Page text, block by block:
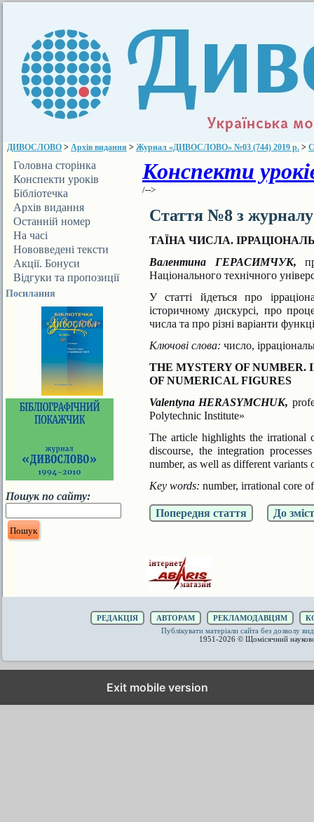
ДИВОСЛОВО > Архів видання > Журнал «ДИВОСЛОВО» №03 (744) 2019 р. >
Головна сторінка
Конспекти уроків
Бібліотечка
ДИВОСЛОВА
Архів видання
Останній номер
На часі
Нововведені тексти
Акції. Бонуси
Відгуки та пропозиції
Посилання
Пошук по сайту:
Конспекти
/-->
Стаття №8 з
ТАЇНА ЧИСЛА.
Валентина ГЕРАСИМЧУК,
Національного технічного
У статті йдеться про
історичному дискурсі, про
числа та про різні варіанти
Ключові слова: число,
THE MYSTERY OF NUMBER.
OF NUMERICAL FIGURES
Valentyna HERASYMCHUK,
Polytechnic Institute»
The article highlights the irrational
discourse, theintegration
number, as well as different variants
Key words: number, irrational core
Попередня стаття До
РЕДАКЦІЯ АВТОРАМ РЕКЛАМОДАВЦЯМ
Публікувати матеріали сайта без дозволу
1951-2026 © Щомісячний
Exit mobile version